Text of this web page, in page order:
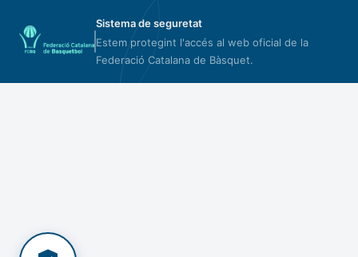
Sistema de seguretat
Estem protegint l'accés al web oficial de la
Federació Catalana de Bàsquet.